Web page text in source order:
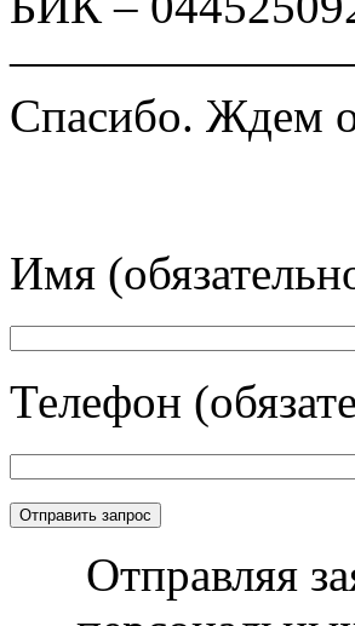
Спасибо. Ждем
Имя
Телефон
Отправляя